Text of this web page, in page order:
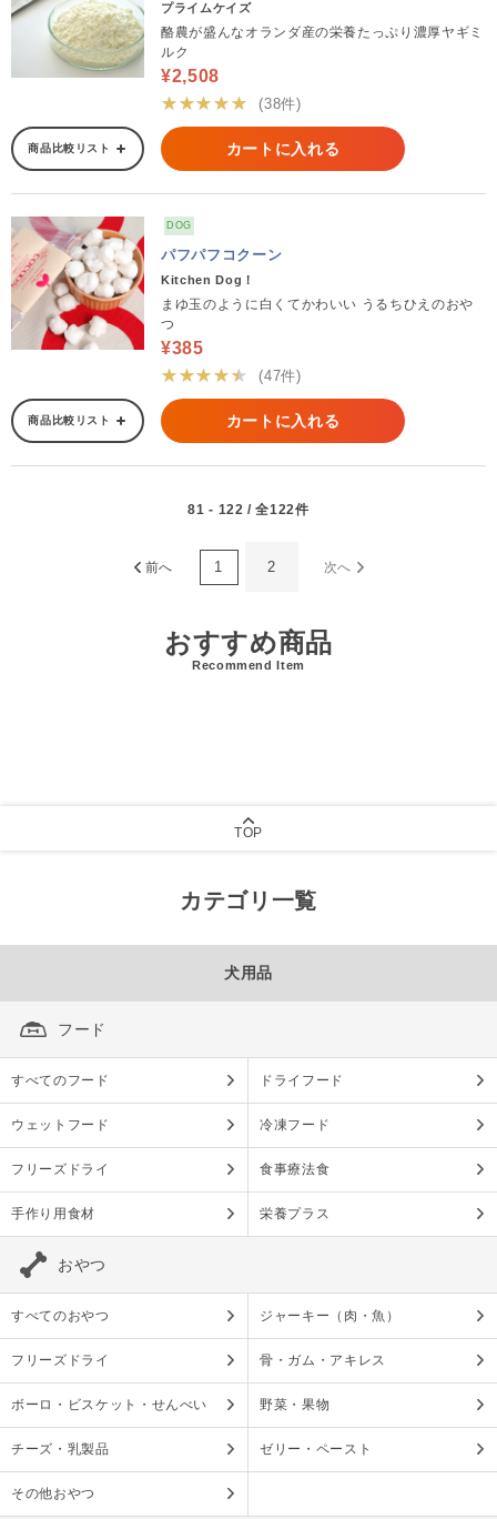
プライムケイズ
酪農が盛んなオランダ産の栄養たっぷり濃厚ヤギミ
ルク
¥2,508
★★★★★
(38件)
商品比較リスト カートに入れる
DOG
パフパフコクーン
Kitchen Dog！
まゆ玉のように白くてかわいい うるちひえのおや
つ
¥385
★★★★★
(47件)
商品比較リスト カートに入れる
81 - 122 / 全122件
前へ 1 2 次へ
おすすめ商品
Recommend Item
TOP
カテゴリ一覧
犬用品
フード
すべてのフード ドライフード
ウェットフード 冷凍フード
フリーズドライ 食事療法食
手作り用食材 栄養プラス
おやつ
すべてのおやつ ジャーキー（肉・魚）
フリーズドライ 骨・ガム・アキレス
ボーロ・ビスケット・せんべい 野菜・果物
チーズ・乳製品 ゼリー・ペースト
その他おやつ